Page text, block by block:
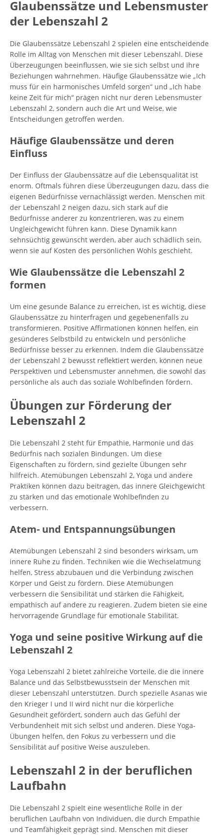
Glaubenssätze und Lebensmuster
der Lebenszahl 2
Die Glaubenssätze Lebenszahl 2 spielen eine entscheidende
Rolle im Alltag von Menschen mit dieser Lebenszahl. Diese
Überzeugungen beeinflussen, wie sie sich selbst und ihre
Beziehungen wahrnehmen. Häufige Glaubenssätze wie „Ich
muss für ein harmonisches Umfeld sorgen“ und „Ich habe
keine Zeit für mich“ prägen nicht nur deren Lebensmuster
Lebenszahl 2, sondern auch die Art und Weise, wie
Entscheidungen getroffen werden.
Häufige Glaubenssätze und deren
Einfluss
Der Einfluss der Glaubenssätze auf die Lebensqualität ist
enorm. Oftmals führen diese Überzeugungen dazu, dass die
eigenen Bedürfnisse vernachlässigt werden. Menschen mit
der Lebenszahl 2 neigen dazu, sich stark auf die
Bedürfnisse anderer zu konzentrieren, was zu einem
Ungleichgewicht führen kann. Diese Dynamik kann
sehnsüchtig gewünscht werden, aber auch schädlich sein,
wenn sie auf Kosten des persönlichen Wohls geschieht.
Wie Glaubenssätze die Lebenszahl 2
formen
Um eine gesunde Balance zu erreichen, ist es wichtig, diese
Glaubenssätze zu hinterfragen und gegebenenfalls zu
transformieren. Positive Affirmationen können helfen, ein
gesünderes Selbstbild zu entwickeln und persönliche
Bedürfnisse besser zu erkennen. Indem die Glaubenssätze
der Lebenszahl 2 bewusst reflektiert werden, können neue
Perspektiven und Lebensmuster annehmen, die sowohl das
persönliche als auch das soziale Wohlbefinden fördern.
Übungen zur Förderung der
Lebenszahl 2
Die Lebenszahl 2 steht für Empathie, Harmonie und das
Bedürfnis nach sozialen Bindungen. Um diese
Eigenschaften zu fördern, sind gezielte Übungen sehr
hilfreich. Atemübungen Lebenszahl 2, Yoga und andere
Praktiken können dazu beitragen, das innere Gleichgewicht
zu stärken und das emotionale Wohlbefinden zu
verbessern.
Atem- und Entspannungsübungen
Atemübungen Lebenszahl 2 sind besonders wirksam, um
innere Ruhe zu finden. Techniken wie die Wechselatmung
helfen, Stress abzubauen und die Verbindung zwischen
Körper und Geist zu fördern. Diese Atemübungen
verbessern die Sensibilität und stärken die Fähigkeit,
empathisch auf andere zu reagieren. Zudem bieten sie eine
hervorragende Grundlage für emotionale Stabilität.
Yoga und seine positive Wirkung auf die
Lebenszahl 2
Yoga Lebenszahl 2 bietet zahlreiche Vorteile, die die innere
Balance und das Selbstbewusstsein der Menschen mit
dieser Lebenszahl unterstützen. Durch spezielle Asanas wie
den Krieger I und II wird nicht nur die körperliche
Gesundheit gefördert, sondern auch das Gefühl der
Verbundenheit mit sich selbst und anderen. Diese Yoga-
Übungen helfen, den Fokus zu verbessern und die
Sensibilität auf positive Weise auszuleben.
Lebenszahl 2 in der beruflichen
Laufbahn
Die Lebenszahl 2 spielt eine wesentliche Rolle in der
beruflichen Laufbahn von Individuen, die durch Empathie
und Teamfähigkeit geprägt sind. Menschen mit dieser